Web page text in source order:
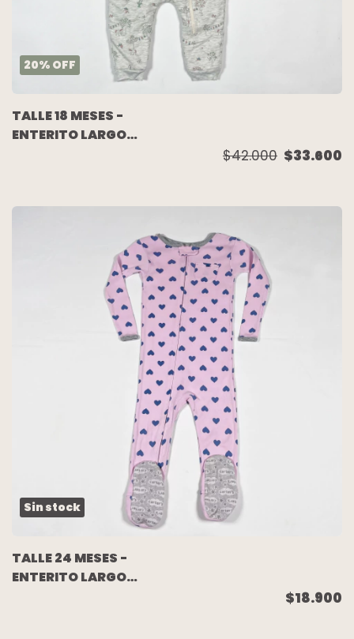
20% OFF
TALLE 18 MESES -
ENTERITO LARGO
CORDERITO - BABY
$42.000 $33.600
Sin stock
TALLE 24 MESES -
ENTERITO LARGO
$18.900